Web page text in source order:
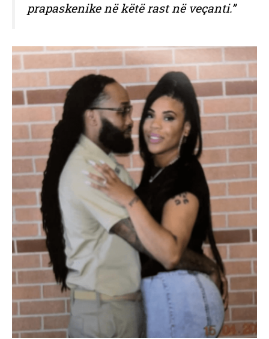
prapaskenike në këtë rast në veçanti.”